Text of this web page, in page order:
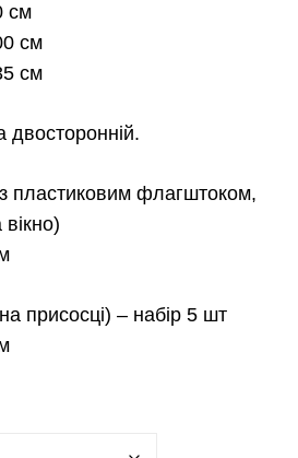
см
см
см
двосторонній.
пластиковим флагштоком,
присосці) – набір 5 шт